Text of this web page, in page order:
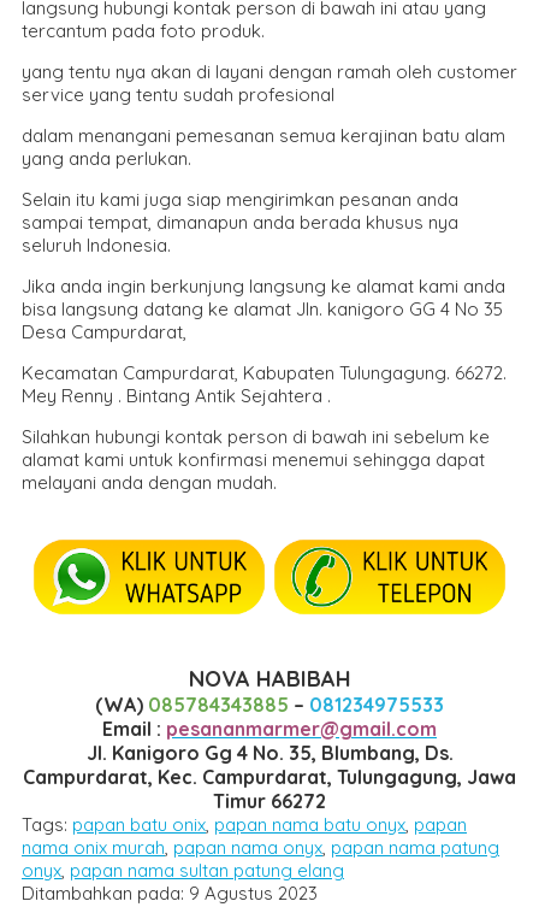
langsung hubungi kontak person di bawah ini atau yang
tercantum pada foto produk.
yang tentu nya akan di layani dengan ramah oleh customer
service yang tentu sudah profesional
dalam menangani pemesanan semua kerajinan batu alam
yang anda perlukan.
Selain itu kami juga siap mengirimkan pesanan anda
sampai tempat, dimanapun anda berada khusus nya
seluruh Indonesia.
Jika anda ingin berkunjung langsung ke alamat kami anda
bisa langsung datang ke alamat Jln. kanigoro GG 4 No 35
Desa Campurdarat,
Kecamatan Campurdarat, Kabupaten Tulungagung. 66272.
Mey Renny . Bintang Antik Sejahtera .
Silahkan hubungi kontak person di bawah ini sebelum ke
alamat kami untuk konfirmasi menemui sehingga dapat
melayani anda dengan mudah.
NOVA HABIBAH
(WA) 085784343885 – 081234975533
Email : pesananmarmer@gmail.com
Jl. Kanigoro Gg 4 No. 35, Blumbang, Ds.
Campurdarat, Kec. Campurdarat, Tulungagung, Jawa
Timur 66272
Tags: papan batu onix, papan nama batu onyx, papan
nama onix murah, papan nama onyx, papan nama patung
onyx, papan nama sultan patung elang
Ditambahkan pada: 9 Agustus 2023